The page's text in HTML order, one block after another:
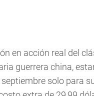
en acción real del
guerrera china,
solo para